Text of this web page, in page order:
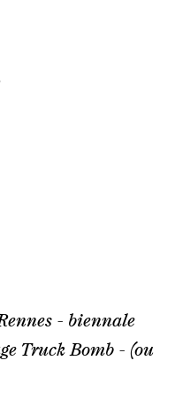
- biennale
Truck Bomb - (ou